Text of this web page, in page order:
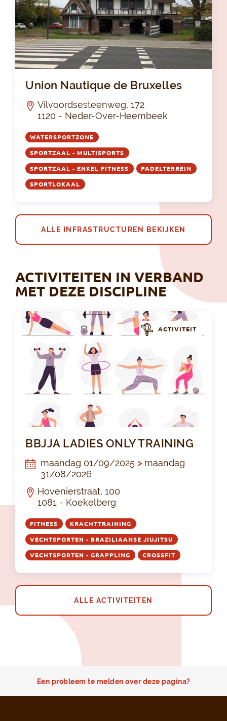
Union Nautique de Bruxelles
Vilvoordsesteenweg, 172
1120 - Neder-Over-Heembeek
WATERSPORTZONE
SPORTZAAL - MULTISPORTS
SPORTZAAL - ENKEL FITNESS PADELTERREIN
SPORTLOKAAL
ALLE INFRASTRUCTUREN BEKIJKEN
ACTIVITEITEN IN VERBAND
MET DEZE DISCIPLINE
ACTIVITEIT
BBJJA LADIES ONLY TRAINING
maandag 01/09/2025 >maandag
31/08/2026
Hovenierstraat, 100
1081 - Koekelberg
FITNESS KRACHTTRAINING
VECHTSPORTEN - BRAZILIAANSE JIUJITSU
VECHTSPORTEN - GRAPPLING CROSSFIT
ALLE ACTIVITEITEN
Een probleem te melden over deze pagina?